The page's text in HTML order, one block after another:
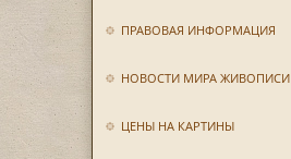
ПРАВОВАЯ ИНФОРМАЦИЯ
НОВОСТИ МИРА ЖИВОПИСИ
ЦЕНЫ НА КАРТИНЫ